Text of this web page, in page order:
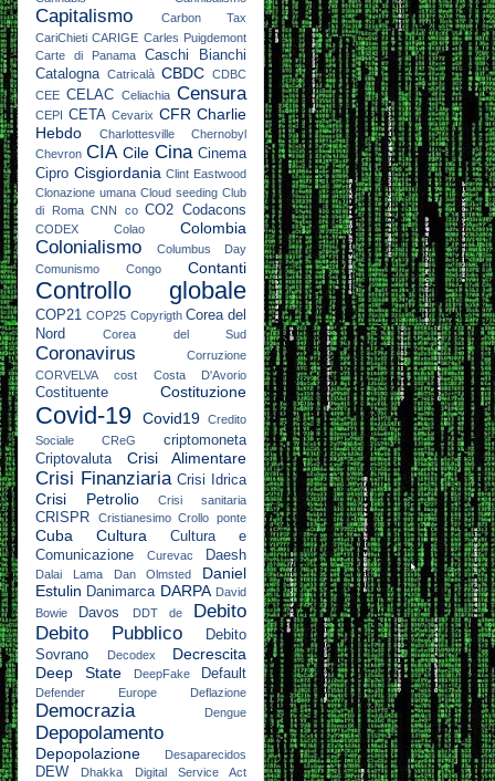
Capitalismo
Carbon Tax
CariChieti CARIGE Carles Puigdemont
Carte di Panama
Caschi Bianchi
Catalogna Catricalà CBDC CDBC
CEE CELAC Celiachia Censura
CEPI CETA Cevarix CFR Charlie
Hebdo
Charlottesville
Chernobyl
Chevron CIA Cile Cina Cinema
Cipro Cisgiordania Clint Eastwood
Clonazione umana Cloud seeding Club
di Roma CNN co CO2 Codacons
CODEX Colao Colombia
Colonialismo
Columbus Day
Comunismo
Congo Contanti
Controllo globale
COP21 COP25 Copyrigth Corea del
Nord
Corea del Sud
Coronavirus
Corruzione
CORVELVA
cost Costa D'Avorio
Costituente Costituzione
Covid-19 Covid19
Credito
Sociale
CReG
criptomoneta
Criptovaluta
Crisi Alimentare
Crisi Finanziaria Crisi Idrica
Crisi Petrolio Crisi sanitaria
CRISPR Cristianesimo Crollo ponte
Cuba Cultura
Cultura e
Comunicazione
Curevac Daesh
Dalai Lama Dan Olmsted
Daniel
Estulin Danimarca DARPA David
Bowie
Davos DDT de
Debito
Debito Pubblico
Debito
Sovrano
Decodex
Decrescita
Deep State
DeepFake Default
Defender Europe Deflazione
Democrazia Dengue
Depopolamento
Depopolazione Desaparecidos
DEW Dhakka Digital Service Act